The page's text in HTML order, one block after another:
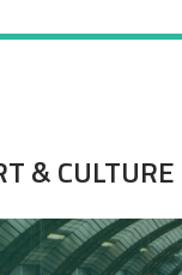
& CULTURE